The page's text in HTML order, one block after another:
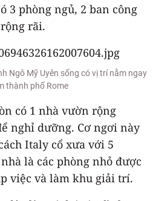
3 phòng ngủ, 2 ban công
rãi.
Ngô Mỹ Uyên sống có vị trí nằm ngay
thành phố Rome
có 1 nhà vườn rộng
nghỉ dưỡng. Cơ ngơi này
Italy cổ xưa với 5
là các phòng nhỏ được
việc và làm khu giải trí.